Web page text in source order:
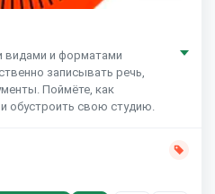
видами и форматами
записывать речь,
Поймёте, как
обустроить свою студию.